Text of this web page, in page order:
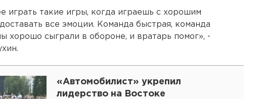
играть такие игры, когда играешь с хорошим
все эмоции. Команда быстрая, команда
хорошо сыграли в обороне, и вратарь помог», -
«Автомобилист» укрепил
лидерство на Востоке